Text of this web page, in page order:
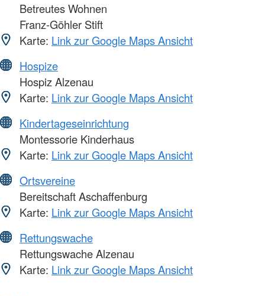
Betreutes Wohnen
Franz-Göhler Stift
Karte: Link zur Google Maps Ansicht
Hospize
Hospiz Alzenau
Karte: Link zur Google Maps Ansicht
Kindertageseinrichtung
Montessorie Kinderhaus
Karte: Link zur Google Maps Ansicht
Ortsvereine
Bereitschaft Aschaffenburg
Karte: Link zur Google Maps Ansicht
Rettungswache
Rettungswache Alzenau
Karte: Link zur Google Maps Ansicht